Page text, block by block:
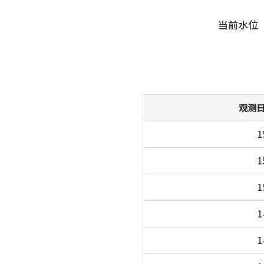
当前水位
观测